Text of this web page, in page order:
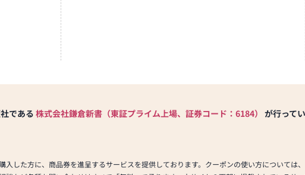
である 株式会社鎌倉新書（東証プライム上場、証券コード：6184） が行ってい
した方に、商品券を進呈するサービスを提供しております。クーポンの使い方については、